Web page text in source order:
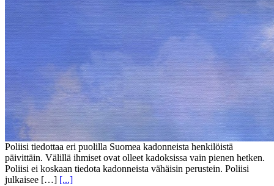
Poliisi tiedottaa eri puolilla Suomea kadonneista henkilöistä
päivittäin. Välillä ihmiset ovat olleet kadoksissa vain pienen hetken.
Poliisi ei koskaan tiedota kadonneista vähäisin perustein. Poliisi
julkaisee […] [...]